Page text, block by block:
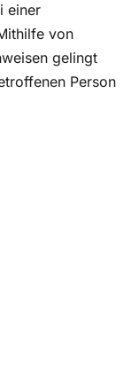
einer
von
gelingt
Person